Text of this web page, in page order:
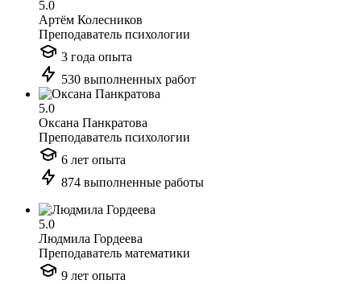
5.0
Артём Колесников
Преподаватель психологии
3 года опыта
530 выполненных работ
5.0
Оксана Панкратова
Преподаватель психологии
6 лет опыта
874 выполненные работы
5.0
Людмила Гордеева
Преподаватель математики
9 лет опыта